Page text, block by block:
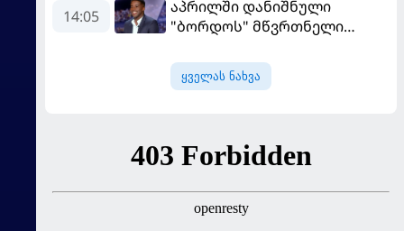
14:05
აპრილში დანიშნული
"ბორდოს" მწვრთნელი
ყველას ნახვა